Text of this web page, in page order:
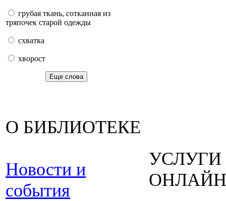
грубая ткань, сотканная из
тряпочек старой одежды
схватка
хворост
Еще слова
О БИБЛИОТЕКЕ
Новости и
события
УСЛУГИ
ОНЛАЙН